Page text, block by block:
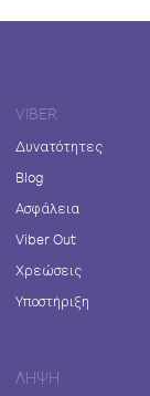
VIBER
Δυνατότητες
Blog
Ασφάλεια
Viber Out
Χρεώσεις
Υποστήριξη
ΛΉΨΗ